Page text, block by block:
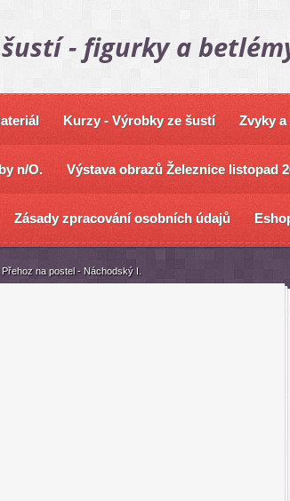
- figurky a
Kurzy - Výrobky ze šustí Zvyky
n/O. Výstava obrazů Železnice listopad
Zásady zpracování osobních údajů
na postel - Náchodský I.